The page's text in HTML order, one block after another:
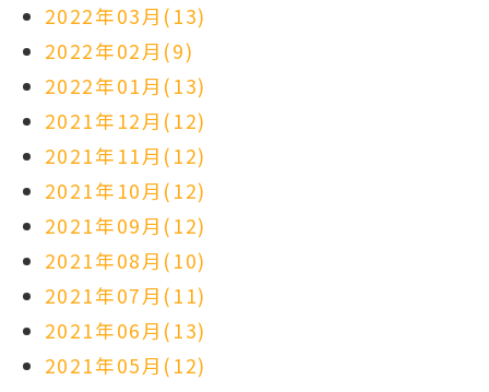
2022年03月(13)
2022年02月(9)
2022年01月(13)
2021年12月(12)
2021年11月(12)
2021年10月(12)
2021年09月(12)
2021年08月(10)
2021年07月(11)
2021年06月(13)
2021年05月(12)